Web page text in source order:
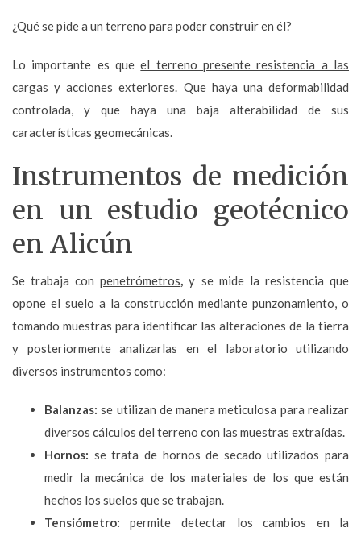
¿Qué se pide a un terreno para poder construir en él?
Lo importante es queel terreno presente resistencia a las
cargas y acciones exteriores. Que haya una deformabilidad
controlada, y que haya una baja alterabilidad de sus
características geomecánicas.
Instrumentos de medición
en un estudio geotécnico
en Alicún
Se trabaja conpenetrómetros,y se mide la resistencia que
opone el suelo a la construcción mediante punzonamiento, o
tomando muestras para identificar las alteraciones de la tierra
y posteriormente analizarlas en el laboratorio utilizando
diversos instrumentos como:
Balanzas: se utilizan de manera meticulosa para realizar
diversos cálculos del terreno con las muestras extraídas.
Hornos: se trata de hornos de secado utilizados para
medir la mecánica de los materiales de los que están
hechos los suelos que se trabajan.
Tensiómetro: permite detectar los cambios en la